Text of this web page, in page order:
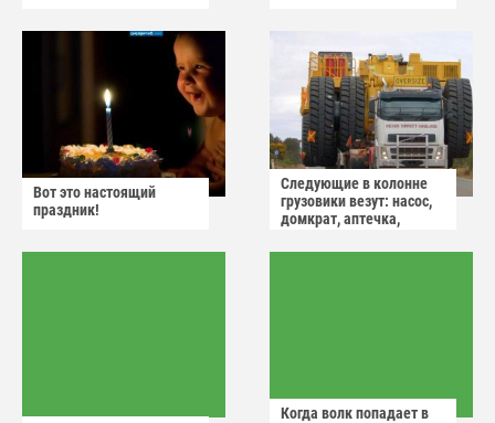
Вот это настоящий
праздник!
Следующие в колонне
грузовики везут: насос,
домкрат, аптечка,
Когда волк попадает в